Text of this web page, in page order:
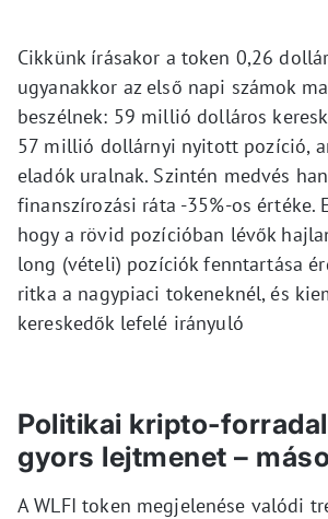
Cikkünk írásakor a token 0,26
ugyanakkor az első napi számok
beszélnek: 59 millió dolláros
57 millió dollárnyi nyitott pozíció,
eladók uralnak. Szintén medvés
finanszírozási ráta -35%-os értéke.
hogy a rövid pozícióban lévők
long (vételi) pozíciók fenntartása
ritka a nagypiaci tokeneknél, és
kereskedők lefelé irányuló
Politikai kripto-
gyors lejtmenet –
A WLFI token megjelenése valódi